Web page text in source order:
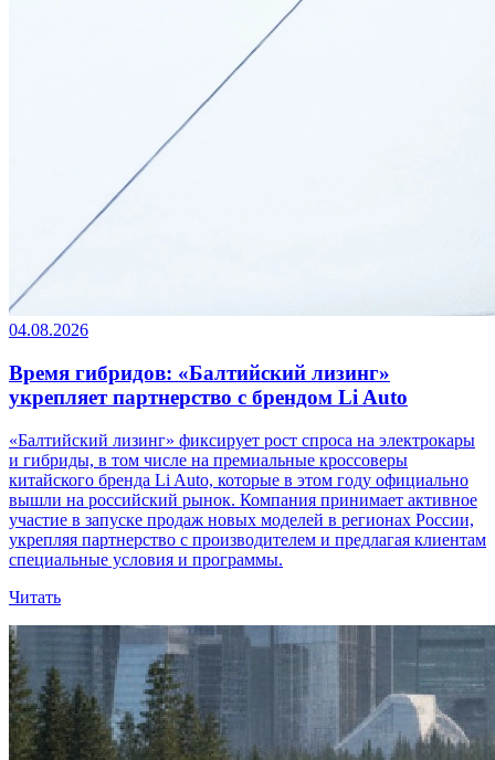
04.08.2026
Время гибридов: «Балтийский лизинг»
укрепляет партнерство с брендом Li Auto
«Балтийский лизинг» фиксирует рост спроса на электрокары
и гибриды, в том числе на премиальные кроссоверы
китайского бренда Li Auto, которые в этом году официально
вышли на российский рынок. Компания принимает активное
участие в запуске продаж новых моделей в регионах России,
укрепляя партнерство с производителем и предлагая клиентам
специальные условия и программы.
Читать